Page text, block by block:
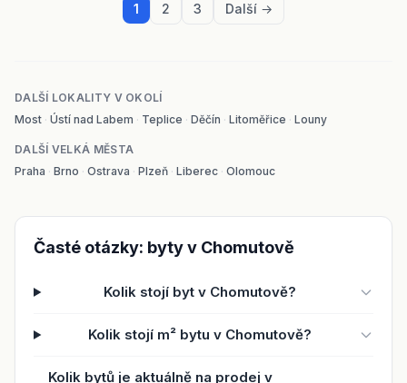
1 2 3 Další →
DALŠÍ LOKALITY V OKOLÍ
Most · Ústí nad Labem · Teplice · Děčín · Litoměřice · Louny
DALŠÍ VELKÁ MĚSTA
Praha · Brno · Ostrava · Plzeň · Liberec · Olomouc
Časté otázky: byty v Chomutově
Kolik stojí byt v Chomutově?
Kolik stojí m² bytu v Chomutově?
Kolik bytů je aktuálně na prodej v